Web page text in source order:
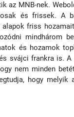
az MNB-nek.
és frissek. A
friss
mindhárom
és hozamok
svájci frankra is.
nem minden
hogy